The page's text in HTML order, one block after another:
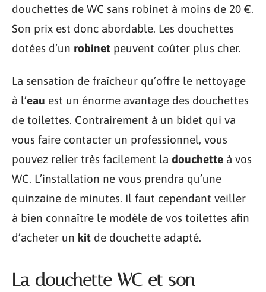
douchettes de WC sans robinet à moins de 20 €.
Son prix est donc abordable. Les douchettes
dotées d’un robinet peuvent coûter plus cher.
La sensation de fraîcheur qu’offre le nettoyage
à l’eau est un énorme avantage des douchettes
de toilettes. Contrairement à un bidet qui va
vous faire contacter un professionnel, vous
pouvez relier très facilement la douchette à vos
WC. L’installation ne vous prendra qu’une
quinzaine de minutes. Il faut cependant veiller
à bien connaître le modèle de vos toilettes afin
d’acheter un kit de douchette adapté.
La douchette WC et son